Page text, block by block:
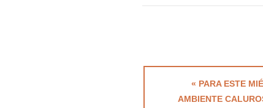
« PARA ESTE
AMBIENTE